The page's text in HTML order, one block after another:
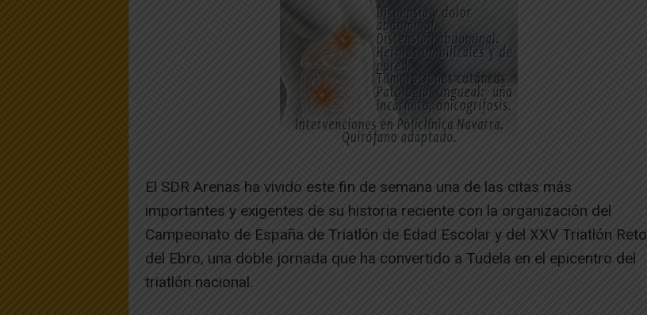
El SDR Arenas ha vivido este fin de semana una de las citas más
importantes y exigentes de su historia reciente con la organización del
Campeonato de España de Triatlón de Edad Escolar y del XXV Triatlón Reto
del Ebro, una doble jornada que ha convertido a Tudela en el epicentro del
triatlón nacional.